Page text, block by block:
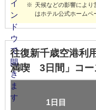
天候などの影響により
はホテル公式ホームペ
往復新千歳空港利
満喫 3日間」コ
1日目